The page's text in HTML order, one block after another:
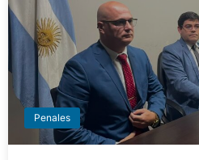
Penales